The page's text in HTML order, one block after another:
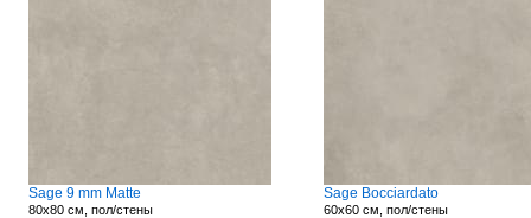
Sage 9 mm Matte
80x80 см, пол/стены
Sage Bocciardato
60x60 см, пол/стены